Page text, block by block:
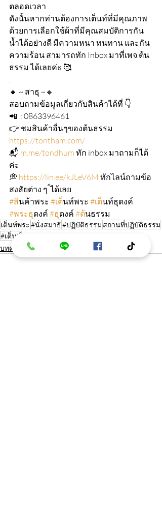
ตลอดเวลา
ดังนั้นหากท่านต้องการเต็นท์ที่มีคุณภาพ
ด้วยการเลือกใช้ผ้าที่มีคุณสมบัติการกัน
น้ำได้อย่างดี มีความหนา ทนทาน และกัน
ความร้อน สามารถทัก Inbox มาที่เพจ ต้น
ธรรม ได้เลยค่ะ 🥰
.
🔸 ~ สาธุ ~🔸
สอบถามข้อมูลเกี่ยวกับสินค้าได้ที่ 👇
📲  : 0863396461
👉 ชมสินค้าอื่นๆของต้นธรรม
https://tontham.com/
📬 m.me/tondhum ทัก inbox มาถามก็ได้
ค่ะ
💭 https://lin.ee/kJLeV6M ทักไลน์ถามข้อ
สงสัยต่าง ๆ ์ได้เลย
#สินค้าพระ #เต็นท์พระ #เต็นท์ธุดงค์
#พระธุดงค์ #ธุดงค์ #ต้นธรรม
เต็นท์พระ#นั่งสมาธิ#ปฏิบัติธรรม สถานที่ปฏิบัติธรรม
#เต็นท์
บทความ